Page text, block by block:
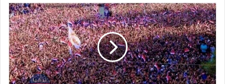
مظاهرات
العراق
إليكم
الأخبار
العاجلة
التي
وردت
اليوم